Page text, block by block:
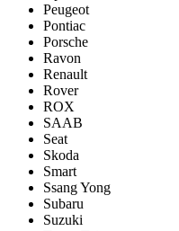
Peugeot
Pontiac
Porsсhe
Ravon
Renault
Rover
ROX
SAAB
Seat
Skoda
Smart
Ssang Yong
Subaru
Suzuki